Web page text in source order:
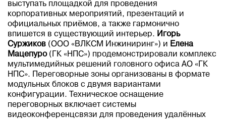
выступать площадкой для проведения
корпоративных мероприятий, презентаций и
официальных приёмов, а также гармонично
впишется в существующий интерьер. Игорь
Суржиков (ООО «ВЛКСМ Инжиниринг») и
Елена
Мацепуро(ГК «НПС») продемонстрировали комплекс
мультимедийных решений головного офиса АО «ГК
НПС». Переговорные зоны организованы в формате
модульных блоков с двумя вариантами
конфигурации. Техническое оснащение
переговорных включает системы
видеоконференцсвязи для проведения удалённых